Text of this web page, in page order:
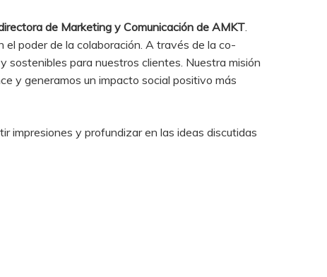
de Marketing y Comunicación de AMKT.
el poder de la colaboración. A través de la co-
sostenibles para nuestros clientes. Nuestra misión
y generamos un impacto social positivo más
impresiones y profundizar en las ideas discutidas